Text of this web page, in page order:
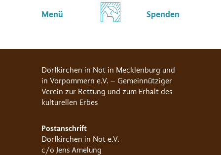
Menü Spenden
Dorfkirchen in Not in Mecklenburg und
in Vorpommern e.V. – Gemeinnütziger
Verein zur Rettung und zum Erhalt des
kulturellen Erbes
Postanschrift
Dorfkirchen in Not e.V.
c/o Jens Amelung